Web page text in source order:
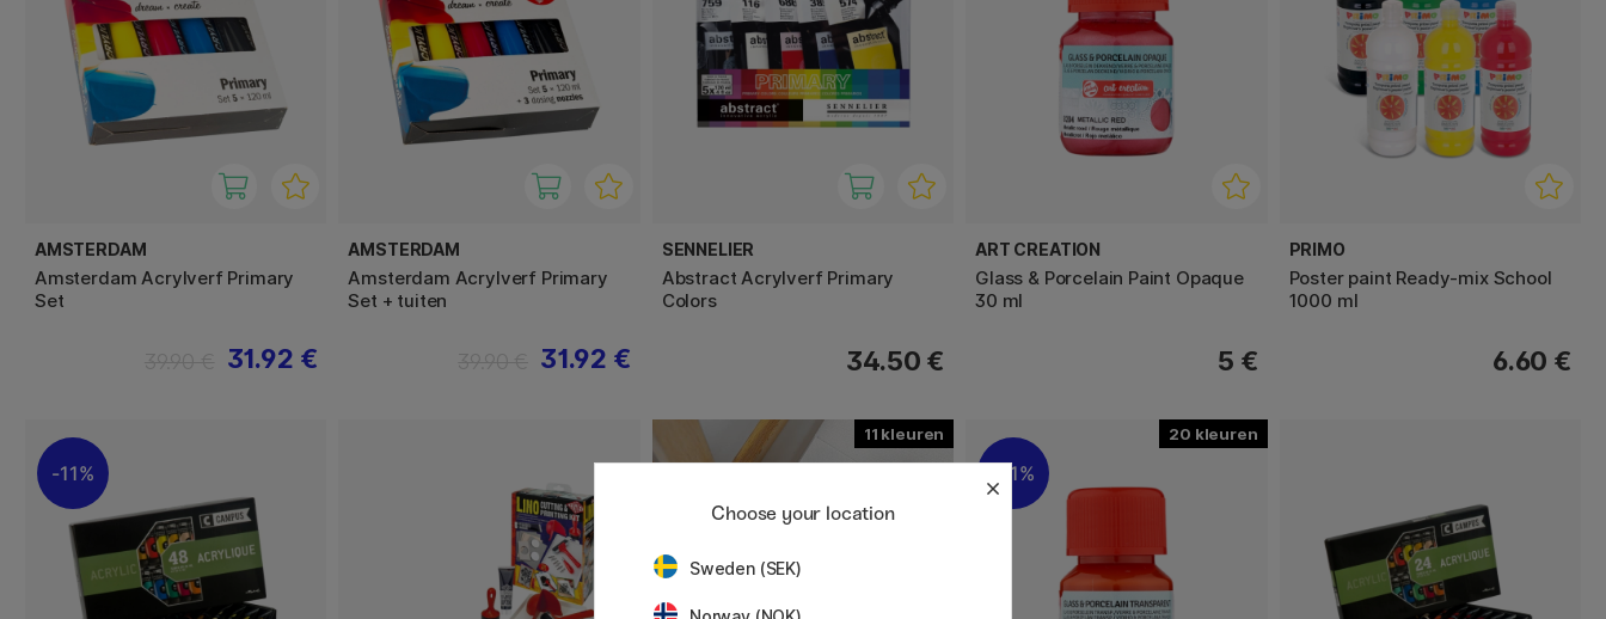
AMSTERDAM
Amsterdam Acrylverf Primary
Set
31.92 €
AMSTERDAM
Amsterdam Acrylverf Primary
Set + tuiten
31.92 €
SENNELIER
Abstract Acrylverf Primary
Colors
34.50 €
ART CREATION
Glass & Porcelain Paint Opaque
30 ml
5 €
PRIMO
Poster paint Ready-mix School
1000 ml
6.60 €
11%
11 20
11%
Choose your location
Sweden (SEK)